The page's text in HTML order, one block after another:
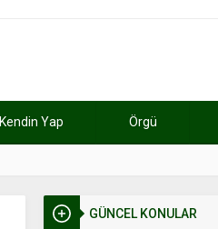
Kendin Yap Örgü
GÜNCEL KONULAR